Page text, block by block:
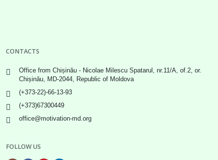
CONTACTS
Office from Chișinău - Nicolae Milescu Spatarul, nr.11/A, of.2, or.
Chișinău, MD-2044, Republic of Moldova
(+373-22)-66-13-93
(+373)67300449
office@motivation-md.org
FOLLOW US